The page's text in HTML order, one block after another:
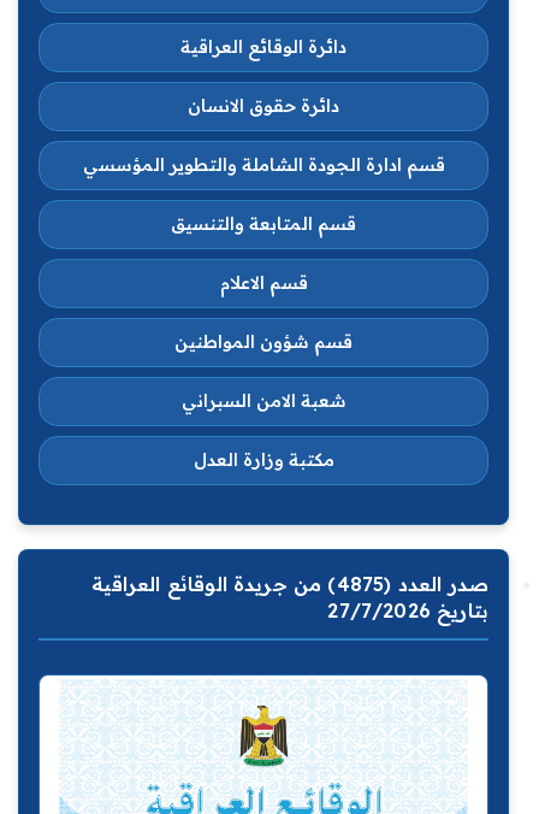
دائرة الوقائع العراقية
دائرة حقوق الانسان
قسم ادارة الجودة الشاملة والتطوير المؤسسي
قسم المتابعة والتنسيق
قسم الاعلام
قسم شؤون المواطنين
شعبة الامن السبراني
مكتبة وزارة العدل
صدر العدد (4875) من جريدة الوقائع العراقية
بتاريخ 27/7/2026